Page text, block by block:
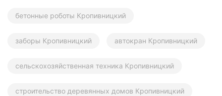
бетонные роботы Кропивницкий
заборы Кропивницкий автокран Кропивницкий
сельскохозяйственная техника Кропивницкий
строительство деревянных домов Кропивницкий